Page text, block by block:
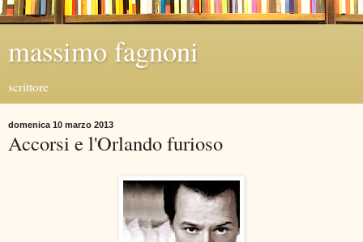
massimo fagnoni
scrittore
domenica 10 marzo 2013
Accorsi e l'Orlando furioso